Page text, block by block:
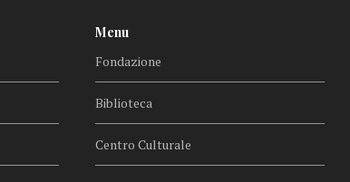
Menu
Fondazione
Biblioteca
Centro Culturale